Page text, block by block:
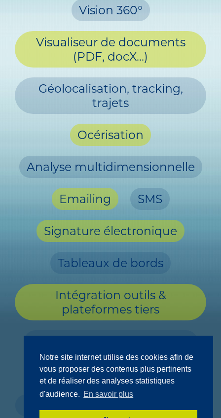
Notre site internet utilise des cookies afin de
vous proposer des contenus plus pertinents
et de réaliser des analyses statistiques
d'audience. En savoir plus
Vision 360°
Visualiseur de documents
(PDF, docX...)
Géolocalisation, tracking,
trajets
Océrisation
Analyse multidimensionnelle
Emailing SMS
Signature électronique
Tableaux de bords
Intégration outils &
plateformes tiers
Paiement en ligne